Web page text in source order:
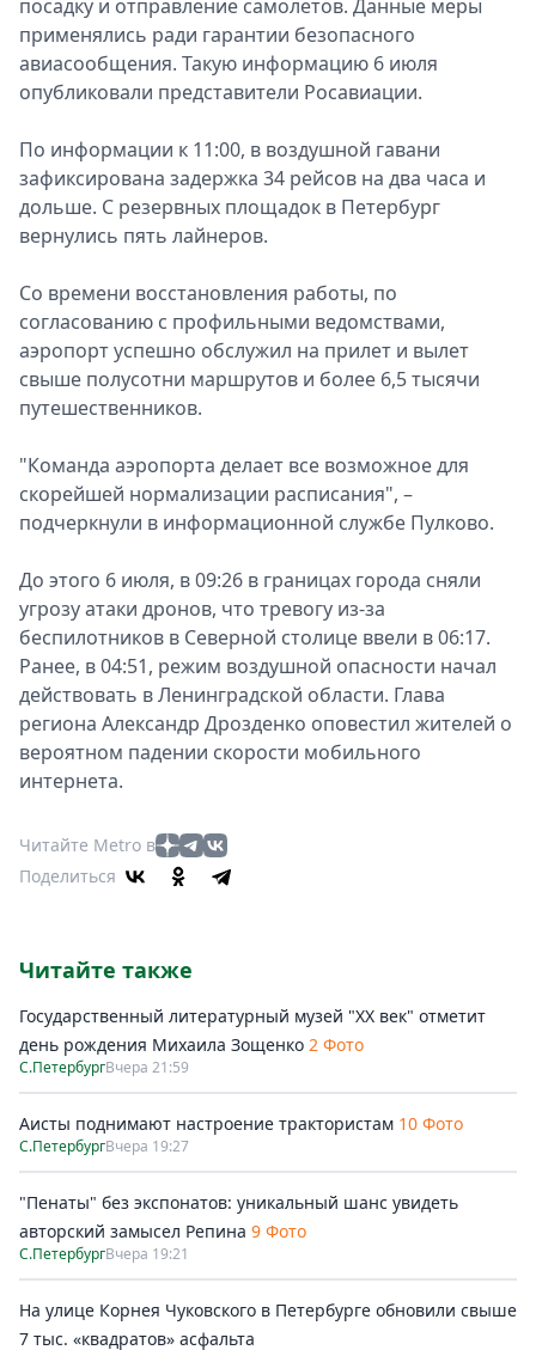
посадку и отправление самолетов. Данные меры
применялись ради гарантии безопасного
авиасообщения. Такую информацию 6 июля
опубликовали представители Росавиации.
По информации к 11:00, в воздушной гавани
зафиксирована задержка 34 рейсов на два часа и
дольше. С резервных площадок в Петербург
вернулись пять лайнеров.
Со времени восстановления работы, по
согласованию с профильными ведомствами,
аэропорт успешно обслужил на прилет и вылет
свыше полусотни маршрутов и более 6,5 тысячи
путешественников.
"Команда аэропорта делает все возможное для
скорейшей нормализации расписания", –
подчеркнули в информационной службе Пулково.
До этого 6 июля, в 09:26 в границах города сняли
угрозу атаки дронов, что тревогу из-за
беспилотников в Северной столице ввели в 06:17.
Ранее, в 04:51, режим воздушной опасности начал
действовать в Ленинградской области. Глава
региона Александр Дрозденко оповестил жителей о
вероятном падении скорости мобильного
интернета.
Читайте Metro в
Поделиться
Читайте также
Государственный литературный музей "ХХ век" отметит
день рождения Михаила Зощенко 2 Фото
С.ПетербургВчера 21:59
Аисты поднимают настроение трактористам 10 Фото
С.ПетербургВчера 19:27
"Пенаты" без экспонатов: уникальный шанс увидеть
авторский замысел Репина 9 Фото
С.ПетербургВчера 19:21
На улице Корнея Чуковского в Петербурге обновили свыше
7 тыс. «квадратов» асфальта